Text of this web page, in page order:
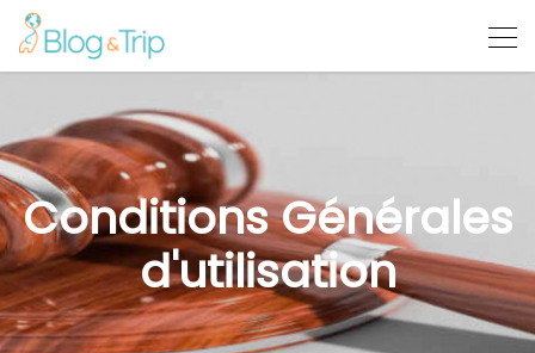
Conditions Générales
d'utilisation